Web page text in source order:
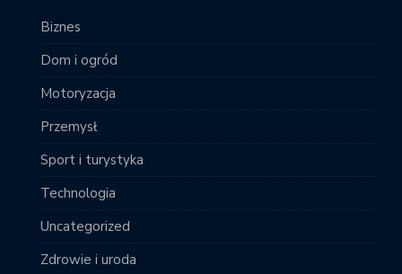
Biznes
Dom i ogród
Motoryzacja
Przemysł
Sport i turystyka
Technologia
Uncategorized
Zdrowie i uroda